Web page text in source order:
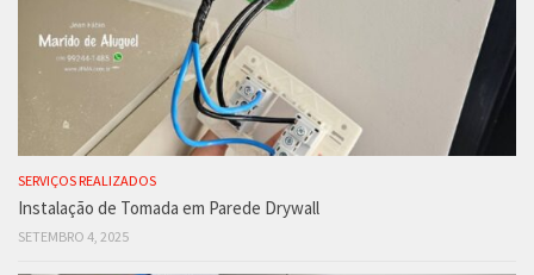
SERVIÇOS REALIZADOS
Instalação de Tomada em Parede Drywall
SETEMBRO 4, 2025